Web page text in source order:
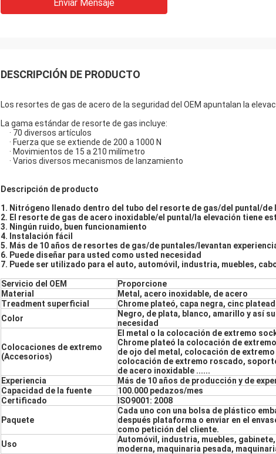
Enviar Mensaje
DESCRIPCIÓN DE PRODUCTO
Los resortes de gas de acero de la seguridad del OEM apuntalan la
La gama estándar de resorte de gas incluye:
· 70 diversos artículos
· Fuerza que se extiende de 200 a 1000 N
· Movimientos de 15 a 210 milímetro
· Varios diversos mecanismos de lanzamiento
Descripción de producto
1. Nitrógeno llenado dentro del tubo del resorte de gas/del puntal/de
2. El resorte de gas de acero inoxidable/el puntal/la elevación tiene
3. Ningún ruido, buen funcionamiento
4. Instalación fácil
5. Más de 10 años de resortes de gas/de puntales/levantan
6. Puede diseñar para usted como usted necesidad
7. Puede ser utilizado para el auto, automóvil, industria, muebles,
Servicio del OEM
Proporcione
Material
Metal, acero inoxidable, de acero
Treadment superficial
Chrome plateó, capa negra, cinc
Color
Negro, de plata, blanco, amarillo y así
necesidad
Colocaciones de extremo
(Accesorios)
El metal o la colocación de extremo
Chrome plateó la colocación de
de ojo del metal, colocación de extremo
colocación de extremo roscado,
de acero inoxidable ......
Experiencia
Más de 10 años de producción y de
Capacidad de la fuente
100.000 pedazos/mes
Certificado
ISO9001: 2008
Paquete
Cada uno con una bolsa de plástico
después plataforma o enviar en el
como petición del cliente.
Uso
Automóvil, industria, muebles,
moderna, maquinaria pesada,